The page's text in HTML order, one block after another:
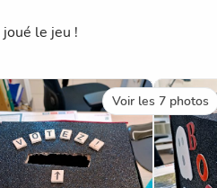
le jeu !
Voir les 7 photos